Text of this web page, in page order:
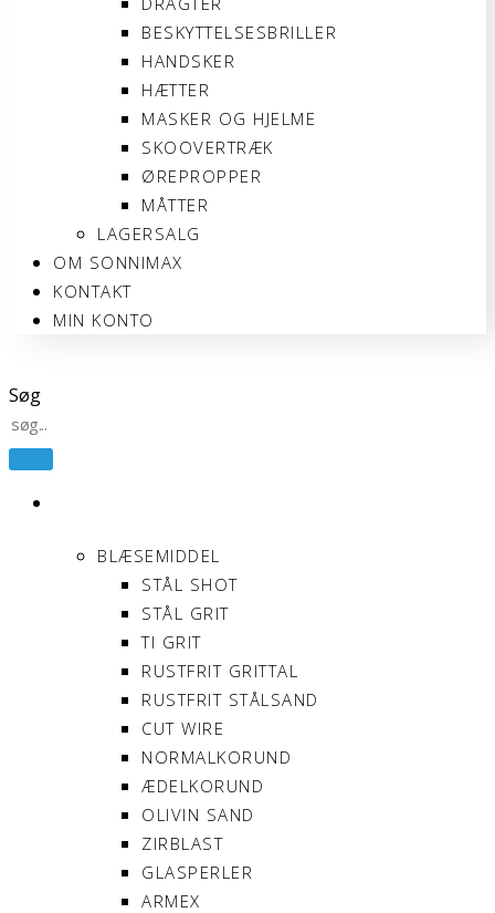
BESKYTTELSESBRILLER
HANDSKER
HÆTTER
MASKER OG HJELME
SKOOVERTRÆK
ØREPROPPER
MÅTTER
LAGERSALG
OM SONNIMAX
KONTAKT
MIN KONTO
Søg
BLÆSEMIDDEL
STÅL SHOT
STÅL GRIT
TI GRIT
RUSTFRIT GRITTAL
RUSTFRIT STÅLSAND
CUT WIRE
NORMALKORUND
ÆDELKORUND
OLIVIN SAND
ZIRBLAST
GLASPERLER
ARMEX